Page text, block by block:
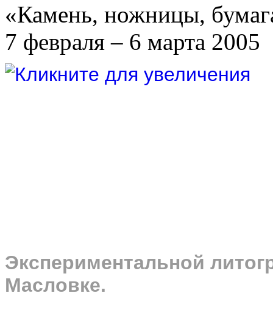
«Камень, ножницы,
7 февраля – 6 марта 2005
Экспериментальной
Масловке.